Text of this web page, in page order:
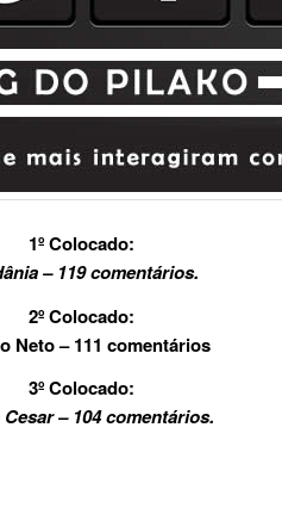
1º Colocado:
– 119 comentários.
2º Colocado:
Neto – 111 comentários
3º Colocado:
– 104 comentários.